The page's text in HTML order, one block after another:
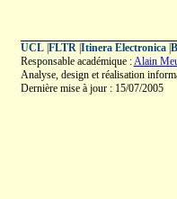
UCL| FLTR| Itinera Electronica|
Responsable académique :Alain
Analyse, design et réalisation
Dernière mise à jour : 15/07/2005